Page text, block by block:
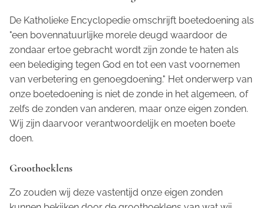
De Katholieke Encyclopedie omschrijft boetedoening als
"een bovennatuurlijke morele deugd waardoor de
zondaar ertoe gebracht wordt zijn zonde te haten als
een belediging tegen God en tot een vast voornemen
van verbetering en genoegdoening." Het onderwerp van
onze boetedoening is niet de zonde in het algemeen, of
zelfs de zonden van anderen, maar onze eigen zonden.
Wij zijn daarvoor verantwoordelijk en moeten boete
doen.
Groothoeklens
Zo zouden wij deze vastentijd onze eigen zonden